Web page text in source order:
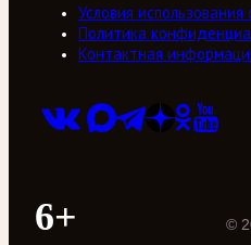
Условия использования
Политика
Контактная
6+ ©